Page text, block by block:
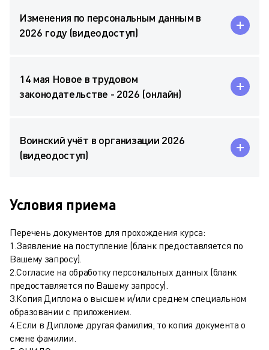
Изменения по персональным данным в
2026 году (видеодоступ)
14 мая Новое в трудовом
законодательстве - 2026 (онлайн)
Воинский учёт в организации 2026
(видеодоступ)
Условия приема
Перечень документов для прохождения курса:
1.Заявление на поступление (бланк предоставляется по
Вашему запросу).
2.Согласие на обработку персональных данных (бланк
предоставляется по Вашему запросу).
3.Копия Диплома о высшем и/или среднем специальном
образовании с приложением.
4.Если в Дипломе другая фамилия, то копия документа о
смене фамилии.